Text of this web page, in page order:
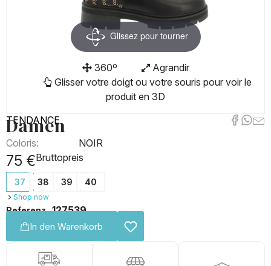
Glissez pour tourner
360º
Agrandir
Glisser votre doigt ou votre souris pour voir le
produit en 3D
TENDANCE
Damen
Coloris: NOIR
75 €Bruttopreis
37 38 39 40
Shop now
Referenz 127539
In den Warenkorb